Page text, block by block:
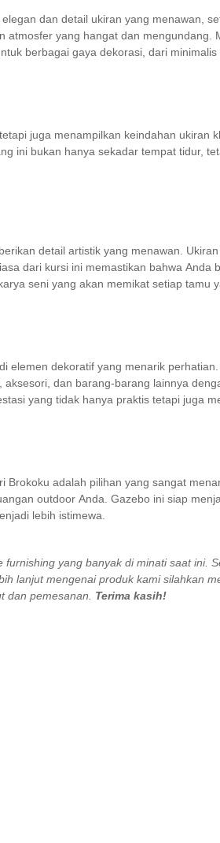
dan detail ukiran yang menawan,
yang hangat dan
berbagai gaya dekorasi, dari
juga menampilkan keindahan ukiran
ini bukan hanya sekadar tempat tidur,
detail artistik yang menawan.
dari kursi ini memastikan bahwa Anda
seni yang akan memikat setiap tamu
dekoratif yang menarik
dan barang-barang lainnya
yang tidak hanya praktis tetapi juga
adalah pilihan yang sangat
outdoor Anda. Gazebo ini siap
lebih istimewa.
yang banyak di minati saat ini.
lanjut mengenai produk kami silahkan
dan pemesanan. Terima kasih!